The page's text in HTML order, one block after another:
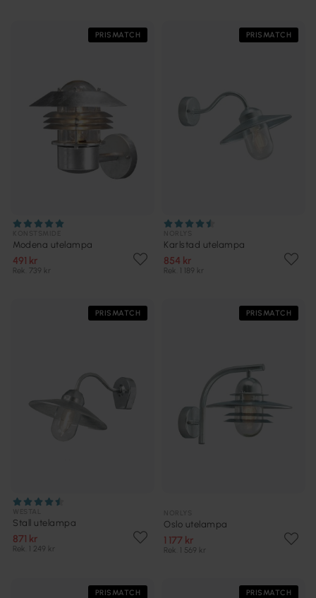
PRISMATCH
Modena utelampa
491 kr
Rek. 739 kr
PRISMATCH
Karlstad utelampa
854 kr
Rek. 1 189 kr
PRISMATCH
Stall utelampa
871 kr
Rek. 1 249 kr
PRISMATCH
Oslo utelampa
1 177 kr
Rek. 1 569 kr
PRISMATCH PRISMATCH